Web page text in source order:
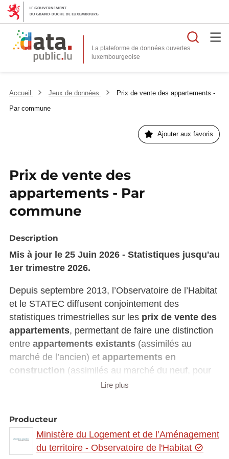
La plateforme de données ouvertes
Accueil Jeux de données
Prix de vente des appartements -
Par commune
Ajouter aux favoris
Prix de vente des
appartements - Par
commune
Description
Mis à jour le 25 Juin 2026 - Statistiques jusqu'au
1er trimestre 2026.
Depuis septembre 2013, l’Observatoire de l’Habitat
et le STATEC diffusent conjointement des
statistiques trimestrielles sur les prix de vente des
appartements, permettant de faire une distinction
entre appartements existants(assimilés au
marché de l’ancien) et appartements en
construction (assimilés au marché du neuf, pour
les biens vendus dans le cadre d'un contrat de
Ces statistiques sont basées sur les
notariés, tels qu’ils sont repris dans les données
de la Publicité Foncière transmises par
Lire plus
Producteur
Ministère du Logement et de l’Aménagement
du territoire - Observatoire de l'Habitat